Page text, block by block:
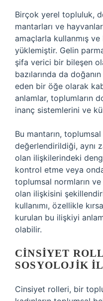
Birçok yerel topluluk,
mantarları ve
amaçlarla kullanmış
yüklemiştir. Gelin
şifa verici bir bileşen
bazılarında da
eden bir öğe olarak
anlamlar, toplumların
inanç sistemlerini ve
Bu mantarın,
değerlendirildiği, aynı
olan ilişkilerindeki
kontrol etme veya
toplumsal normların
olan ilişkisini
kullanımı, özellikle
kurulan bu ilişkiyi
olabilir.
CINSIYET
SOSYOLOJIK
Cinsiyet rolleri, bir